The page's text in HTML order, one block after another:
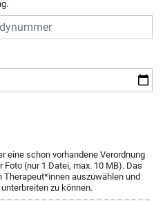
eine schon vorhandene Verordnung
(nur 1 Datei, max. 10 MB). Das
auszuwählen und
zu können.